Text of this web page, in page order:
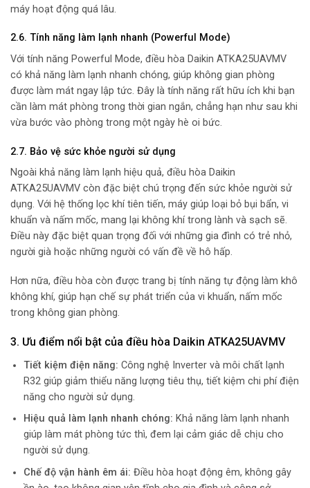
máy hoạt động quá lâu.
2.6. Tính năng làm lạnh nhanh (Powerful Mode)
Với tính năng Powerful Mode, điều hòa Daikin ATKA25UAVMV
có khả năng làm lạnh nhanh chóng, giúp không gian phòng
được làm mát ngay lập tức. Đây là tính năng rất hữu ích khi bạn
cần làm mát phòng trong thời gian ngắn, chẳng hạn như sau khi
vừa bước vào phòng trong một ngày hè oi bức.
2.7. Bảo vệ sức khỏe người sử dụng
Ngoài khả năng làm lạnh hiệu quả, điều hòa Daikin
ATKA25UAVMV còn đặc biệt chú trọng đến sức khỏe người sử
dụng. Với hệ thống lọc khí tiên tiến, máy giúp loại bỏ bụi bẩn, vi
khuẩn và nấm mốc, mang lại không khí trong lành và sạch sẽ.
Điều này đặc biệt quan trọng đối với những gia đình có trẻ nhỏ,
người già hoặc những người có vấn đề về hô hấp.
Hơn nữa, điều hòa còn được trang bị tính năng tự động làm khô
không khí, giúp hạn chế sự phát triển của vi khuẩn, nấm mốc
trong không gian phòng.
3. Ưu điểm nổi bật của điều hòa Daikin ATKA25UAVMV
Tiết kiệm điện năng: Công nghệ Inverter và môi chất lạnh
R32 giúp giảm thiểu năng lượng tiêu thụ, tiết kiệm chi phí điện
năng cho người sử dụng.
Hiệu quả làm lạnh nhanh chóng: Khả năng làm lạnh nhanh
giúp làm mát phòng tức thì, đem lại cảm giác dễ chịu cho
người sử dụng.
Chế độ vận hành êm ái: Điều hòa hoạt động êm, không gây